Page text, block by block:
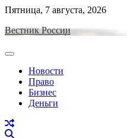
Skip
content
Пятница, 7 августа, 2026
Вестник России
Новости
Право
Бизнес
Деньги